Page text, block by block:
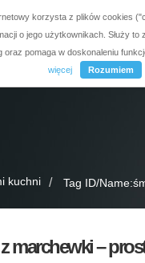
kuchni Tag ID/
marchewki –
korzysta z plików cookies
o jego użytkownikach. Służy to
oraz pomaga w doskonaleniu
więcej
Rozumiem